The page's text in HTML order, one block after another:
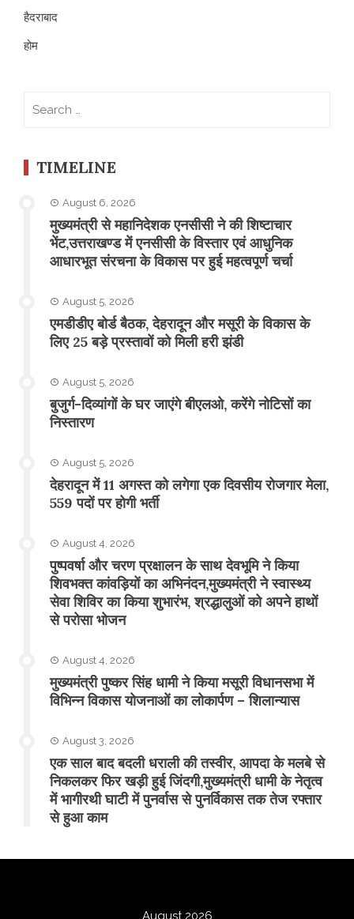
हैदराबाद
होम
TIMELINE
August 6, 2026
मुख्यमंत्री से महानिदेशक एनसीसी ने की शिष्टाचार
भेंट,उत्तराखण्ड में एनसीसी के विस्तार एवं आधुनिक
आधारभूत संरचना के विकास पर हुई महत्वपूर्ण चर्चा
August 5, 2026
एमडीडीए बोर्ड बैठक, देहरादून और मसूरी के विकास के
लिए 25 बड़े प्रस्तावों को मिली हरी झंडी
August 5, 2026
बुजुर्ग-दिव्यांगों के घर जाएंगे बीएलओ, करेंगे नोटिसों का
निस्तारण
August 5, 2026
​देहरादून में 11 अगस्त को लगेगा एक दिवसीय रोजगार मेला,
559 पदों पर होगी भर्ती
August 4, 2026
पुष्पवर्षा और चरण प्रक्षालन के साथ देवभूमि ने किया
शिवभक्त कांवड़ियों का अभिनंदन,मुख्यमंत्री ने स्वास्थ्य
सेवा शिविर का किया शुभारंभ, श्रद्धालुओं को अपने हाथों
से परोसा भोजन
August 4, 2026
मुख्यमंत्री पुष्कर सिंह धामी ने किया मसूरी विधानसभा में
विभिन्न विकास योजनाओं का लोकार्पण – शिलान्यास
August 3, 2026
एक साल बाद बदली धराली की तस्वीर, आपदा के मलबे से
निकलकर फिर खड़ी हुई जिंदगी,मुख्यमंत्री धामी के नेतृत्व
में भागीरथी घाटी में पुनर्वास से पुनर्विकास तक तेज रफ्तार
से हुआ काम
August 2026